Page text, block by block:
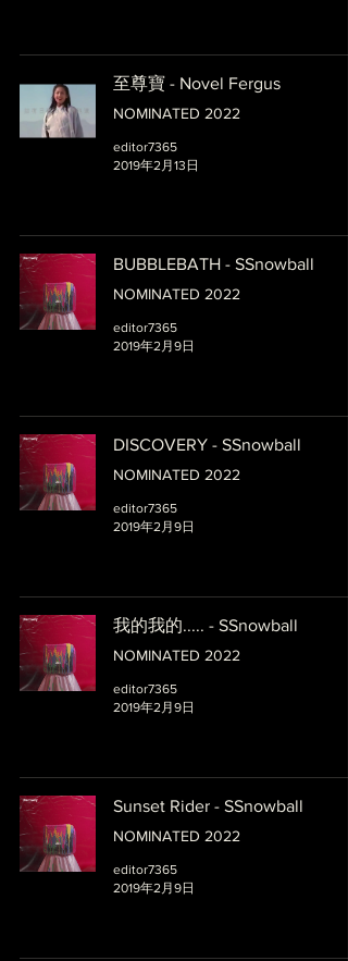
至尊寶 - Novel Fergus
NOMINATED 2022
editor7365
2019年2月13日
BUBBLEBATH - SSnowball
NOMINATED 2022
editor7365
2019年2月9日
DISCOVERY - SSnowball
NOMINATED 2022
editor7365
2019年2月9日
我的我的..... - SSnowball
NOMINATED 2022
editor7365
2019年2月9日
Sunset Rider - SSnowball
NOMINATED 2022
editor7365
2019年2月9日